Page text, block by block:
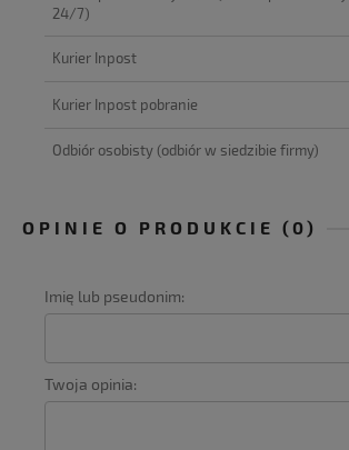
24/7)
Kurier Inpost
Kurier Inpost pobranie
Odbiór osobisty(odbiór w siedzibie firmy)
OPINIE O PRODUKCIE (0)
Imię lub pseudonim:
Twoja opinia: